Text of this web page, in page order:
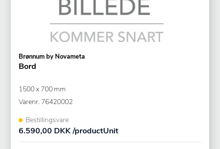
Brønnum by Novameta
Bord
1500 x 700 mm
Varenr. 76420002
Bestillingsvare
6.590,00 DKK /productUnit